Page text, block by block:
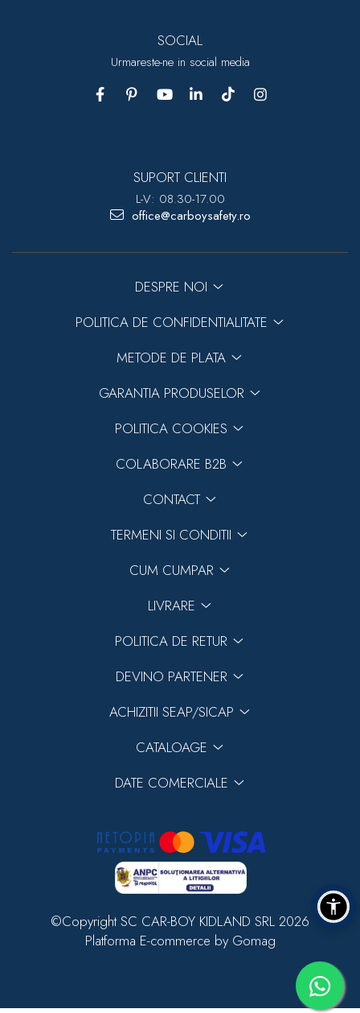
SOCIAL
Urmareste-ne in social media
SUPORT CLIENTI
L-V: 08.30-17.00
office@carboysafety.ro
DESPRE NOI
POLITICA DE CONFIDENTIALITATE
METODE DE PLATA
GARANTIA PRODUSELOR
POLITICA COOKIES
COLABORARE B2B
CONTACT
TERMENI SI CONDITII
CUM CUMPAR
LIVRARE
POLITICA DE RETUR
DEVINO PARTENER
ACHIZITII SEAP/SICAP
CATALOAGE
DATE COMERCIALE
©Copyright SC CAR-BOY KIDLAND SRL 2026
Platforma E-commerce by Gomag